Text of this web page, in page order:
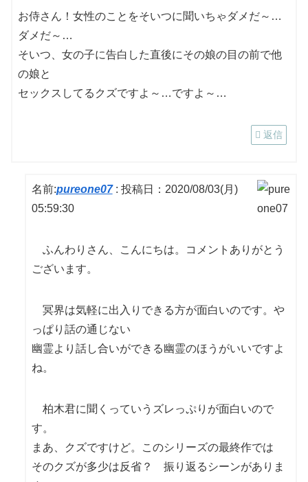
お侍さん！女性のことをそいつに聞いちゃダメだ～…
ダメだ～…
そいつ、女の子に告白した直後にその娘の目の前で他
の娘と
セックスしてるクズですよ～…ですよ～…
返信
名前:pureone07: 投稿日：2020/08/03(月)
05:59:30
ふんわりさん、こんにちは。コメントありがとう
ございます。
冥界は気軽に出入りできる方が面白いのです。や
っぱり話の通じない
幽霊より話し合いができる幽霊のほうがいいですよ
ね。
柏木君に聞くっていうズレっぷりが面白いので
す。
まあ、クズですけど。このシリーズの最終作では
そのクズが多少は反省？ 振り返るシーンがありま